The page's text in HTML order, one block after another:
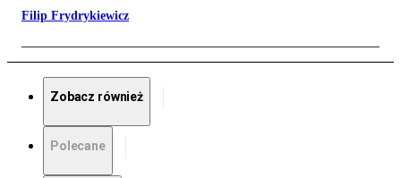
Filip Frydrykiewicz
Zobacz również
Polecane